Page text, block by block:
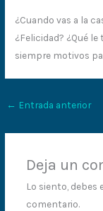
¿Cuando vas a la
¿Felicidad? ¿Qué
siempre motivos
← Entrada anterior
Deja un
Lo siento, debes
comentario.